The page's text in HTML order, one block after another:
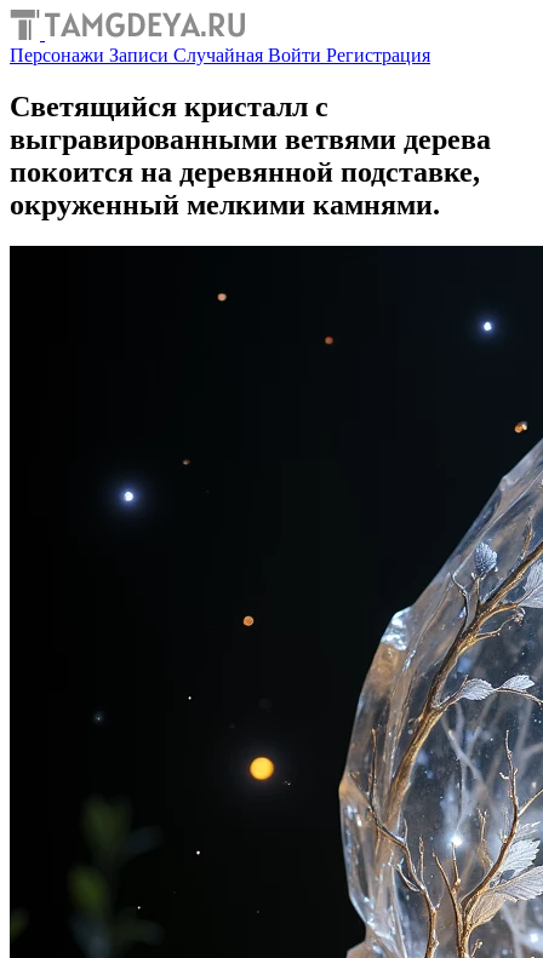
Персонажи Записи Случайная Войти Регистрация
Светящийся кристалл с
выгравированными ветвями дерева
покоится на деревянной подставке,
окруженный мелкими камнями.